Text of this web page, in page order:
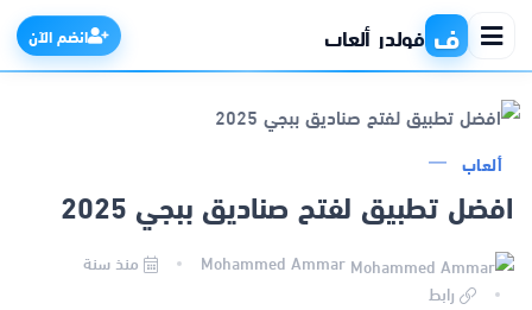
ف فولدر ألعاب انضم الآن
التطبيقات
ألعاب
افضل تطبيق لفتح صناديق ببجي 2025
منذ سنة
رابط